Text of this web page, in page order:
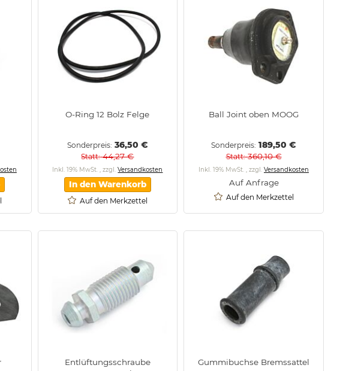
O-Ring 12 Bolz Felge
Sonderpreis 36,50 €
Statt 44,27 €
Inkl. 19% MwSt. ,zzgl.Versandkosten
In den Warenkorb
Auf den Merkzettel
Ball Joint oben MOOG
Sonderpreis 189,50 €
Statt 360,10 €
Inkl. 19% MwSt. zzgl. Versandkosten
Auf Anfrage
Auf den Merkzettel
Entlüftungsschraube
Gummibuchse Bremssattel